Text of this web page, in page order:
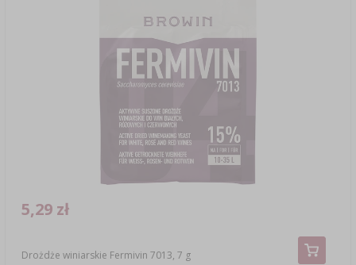
Drożdże winiarskie Fermivin 7013, 7 g
5,29 zł